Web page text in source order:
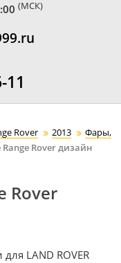
(МСК)
11
Rover 2013
Фары,
Rover дизайн
Rover
LAND ROVER